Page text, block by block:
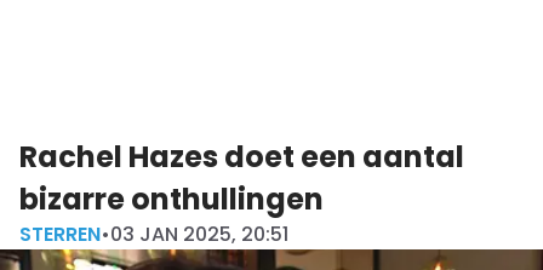
Rachel Hazes doet een aantal
bizarre onthullingen
STERREN•03 JAN 2025, 20:51